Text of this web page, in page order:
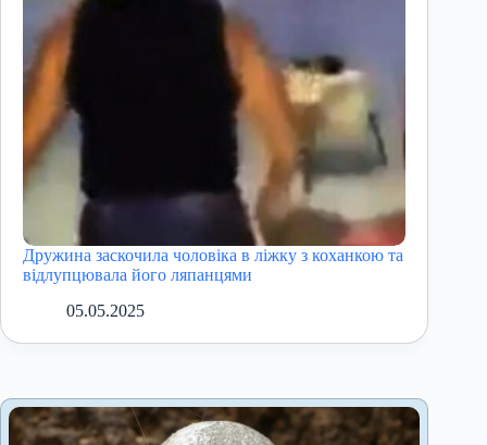
Дружина заскочила чоловіка в ліжку з коханкою та
відлупцювала його ляпанцями
05.05.2025